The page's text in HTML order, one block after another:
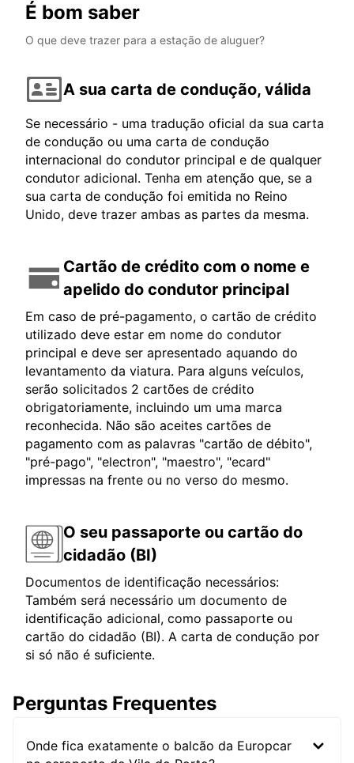
É bom saber
O que deve trazer para a estação de aluguer?
A sua carta de condução, válida
Se necessário - uma tradução oficial da sua carta
de condução ou uma carta de condução
internacional do condutor principal e de qualquer
condutor adicional. Tenha em atenção que, se a
sua carta de condução foi emitida no Reino
Unido, deve trazer ambas as partes da mesma.
Cartão de crédito com o nome e
apelido do condutor principal
Em caso de pré-pagamento, o cartão de crédito
utilizado deve estar em nome do condutor
principal e deve ser apresentado aquando do
levantamento da viatura. Para alguns veículos,
serão solicitados 2 cartões de crédito
obrigatoriamente, incluindo um uma marca
reconhecida. Não são aceites cartões de
pagamento com as palavras "cartão de débito",
"pré-pago", "electron", "maestro", "ecard"
impressas na frente ou no verso do mesmo.
O seu passaporte ou cartão do
cidadão (BI)
Documentos de identificação necessários:
Também será necessário um documento de
identificação adicional, como passaporte ou
cartão do cidadão (BI). A carta de condução por
si só não é suficiente.
Perguntas Frequentes
Onde fica exatamente o balcão da Europcar